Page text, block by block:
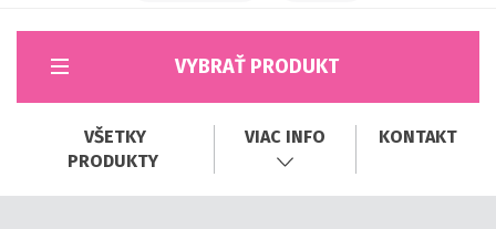
VYBRAŤ PRODUKT
VŠETKY
PRODUKTY
VIAC INFO KONTAKT